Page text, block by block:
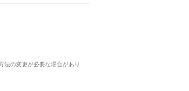
の変更が必要な場合があり